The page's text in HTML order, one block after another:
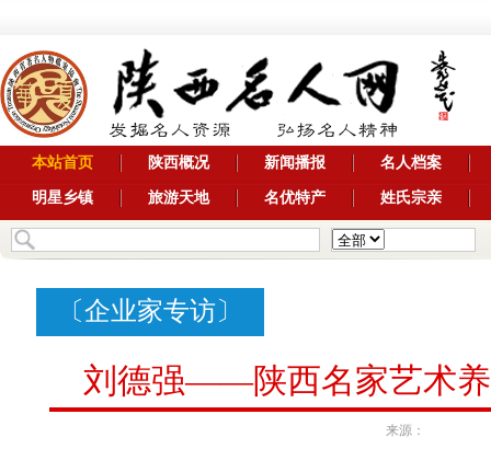
本站首页 陕西概况 新闻播报 名人档案
明星乡镇 旅游天地 名优特产 姓氏宗亲
〔企业家专访〕
刘德强——陕西名家艺术
来源：